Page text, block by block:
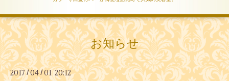
お知らせ
2017/04/ 01 20:12